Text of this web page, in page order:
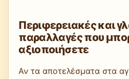
Περιφερειακές και
παραλλαγές που
αξιοποιήσετε
Αν τα αποτελέσματα στα